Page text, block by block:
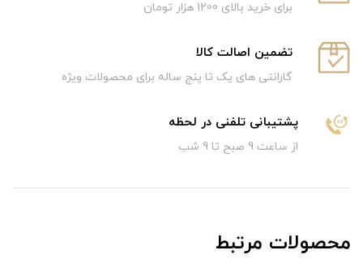
برای خرید بالای 1200 هزار تومان
تضمین اصالت کالا
گارانتی های یک تا پنج ساله برای محصولات ویژه
پشتیبانی تلفنی در لحظه
از ساعت 9 صبح تا 9 شب
محصولات مرتبط